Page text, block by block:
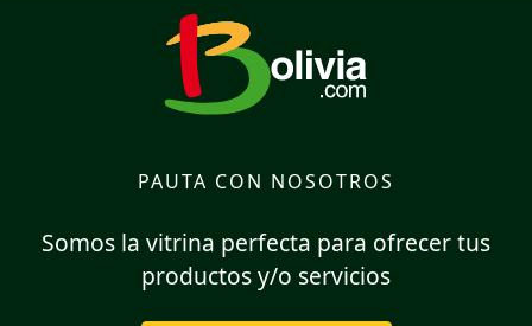
PAUTA CON NOSOTROS
Somos la vitrina perfecta para ofrecer tus
productos y/o servicios